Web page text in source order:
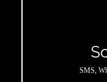
SMS,